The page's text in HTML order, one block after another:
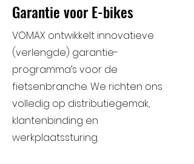
Garantie voor E-bikes
VOMAX ontwikkelt innovatieve
(verlengde) garantie-
programma’s voor de
fietsenbranche. We richten ons
volledig op distributiegemak,
klantenbinding en
werkplaatssturing.